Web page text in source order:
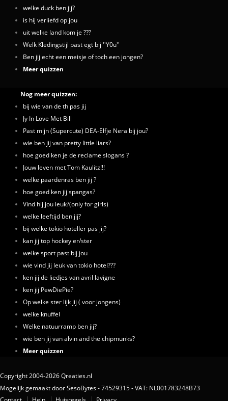
welke duck ben jij?
is hij verliefd op jou
uit welke land kom je ???
Welk Kledingstijl past egt bij ''Y0u''
Ben jij echt een meisje of toch een jongen?
Meer quizzen
Nog meer quizzen:
bij wie van de th pas jij
Jy In Love Met Bill
Past mijn (Supercute) DEA-Elfje Nera bij jou?
wie ben jij van pretty little liars?
hoe goed ken je de reclame slogans ?
Jouw leven met Tom Kaulitz!!!
welke paardenras ben jij ?
hoe goed ken jij spangas?
Vind hij jou leuk?(only for girls)
welke leeftijd ben jij?
bij welke tokio hoteller pas jij?
kan jij top hockey er/ster
welke sport past bij jou
wie vind jij leuk van tokio hotel???
ken jij de liedjes van avril lavigne
ken jij PewDiePie?
Op welke ster lijk jij ( voor jongens)
welke knuffel
Welke natuurramp ben jij?
wie ben jij van alvin and the chipmunks?
Meer quizzen
Copyright 2004-2026 Qreaties.nl
Mogelijk gemaakt door SesoBytes - 74529315 - VAT: NL001783248B73